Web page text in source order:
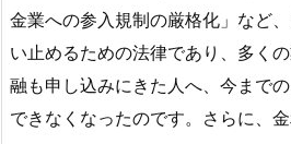
金業への参入規制の厳格化」など
い止めるための法律であり、多く
融も申し込みにきた人へ、今まで
できなくなったのです。さらに、金